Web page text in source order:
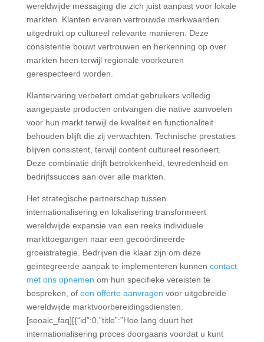
wereldwijde messaging die zich juist aanpast voor lokale
markten. Klanten ervaren vertrouwde merkwaarden
uitgedrukt op cultureel relevante manieren. Deze
consistentie bouwt vertrouwen en herkenning op over
markten heen terwijl regionale voorkeuren
gerespecteerd worden.
Klantervaring verbetert omdat gebruikers volledig
aangepaste producten ontvangen die native aanvoelen
voor hun markt terwijl de kwaliteit en functionaliteit
behouden blijft die zij verwachten. Technische prestaties
blijven consistent, terwijl content cultureel resoneert.
Deze combinatie drijft betrokkenheid, tevredenheid en
bedrijfssucces aan over alle markten.
Het strategische partnerschap tussen
internationalisering en lokalisering transformeert
wereldwijde expansie van een reeks individuele
markttoegangen naar een gecoördineerde
groeistrategie. Bedrijven die klaar zijn om deze
geïntegreerde aanpak te implementeren kunnen contact
met ons opnemen om hun specifieke vereisten te
bespreken, of een offerte aanvragen voor uitgebreide
wereldwijde marktvoorbereidingsdiensten.
[seoaic_faq][{“id”:0,”title”:”Hoe lang duurt het
internationalisering proces doorgaans voordat u kunt